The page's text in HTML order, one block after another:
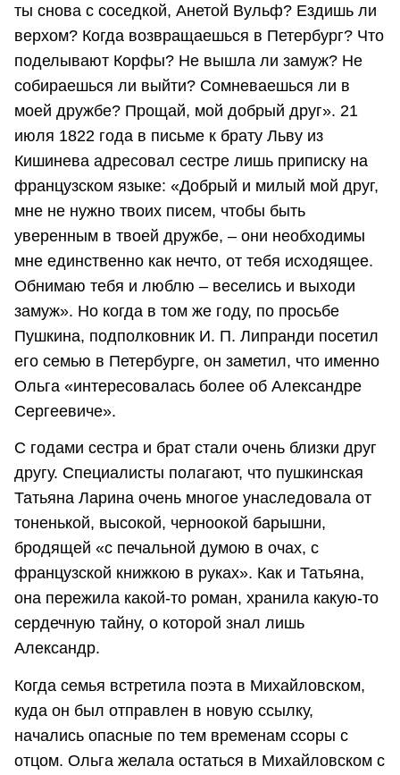
ты снова с соседкой, Анетой Вульф? Ездишь ли
верхом? Когда возвращаешься в Петербург? Что
поделывают Корфы? Не вышла ли замуж? Не
собираешься ли выйти? Сомневаешься ли в
моей дружбе? Прощай, мой добрый друг». 21
июля 1822 года в письме к брату Льву из
Кишинева адресовал сестре лишь приписку на
французском языке: «Добрый и милый мой друг,
мне не нужно твоих писем, чтобы быть
уверенным в твоей дружбе, – они необходимы
мне единственно как нечто, от тебя исходящее.
Обнимаю тебя и люблю – веселись и выходи
замуж». Но когда в том же году, по просьбе
Пушкина, подполковник И. П. Липранди посетил
его семью в Петербурге, он заметил, что именно
Ольга «интересовалась более об Александре
Сергеевиче».
С годами сестра и брат стали очень близки друг
другу. Специалисты полагают, что пушкинская
Татьяна Ларина очень многое унаследовала от
тоненькой, высокой, черноокой барышни,
бродящей «с печальной думою в очах, с
французской книжкою в руках». Как и Татьяна,
она пережила какой-то роман, хранила какую-то
сердечную тайну, о которой знал лишь
Александр.
Когда семья встретила поэта в Михайловском,
куда он был отправлен в новую ссылку,
начались опасные по тем временам ссоры с
отцом. Ольга желала остаться в Михайловском с